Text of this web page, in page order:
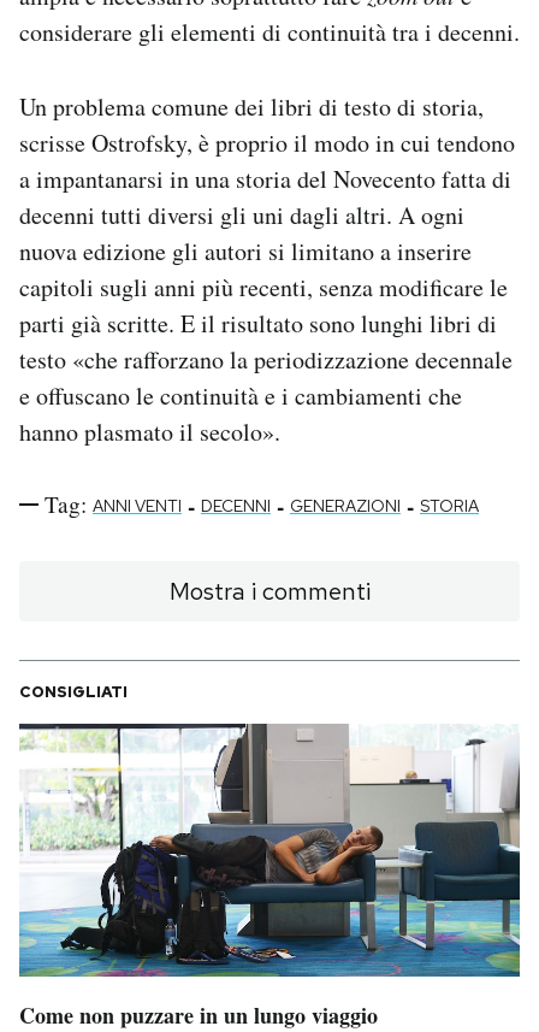
considerare gli elementi di continuità tra i decenni.
Un problema comune dei libri di testo di storia,
scrisse Ostrofsky, è proprio il modo in cui tendono
a impantanarsi in una storia del Novecento fatta di
decenni tutti diversi gli uni dagli altri. A ogni
nuova edizione gli autori si limitano a inserire
capitoli sugli anni più recenti, senza modificare le
parti già scritte. E il risultato sono lunghi libri di
testo «che rafforzano la periodizzazione decennale
e offuscano le continuità e i cambiamenti che
hanno plasmato il secolo».
Tag: ANNI VENTI - DECENNI - GENERAZIONI - STORIA
Mostra i commenti
CONSIGLIATI
Come non puzzare in un lungo viaggio